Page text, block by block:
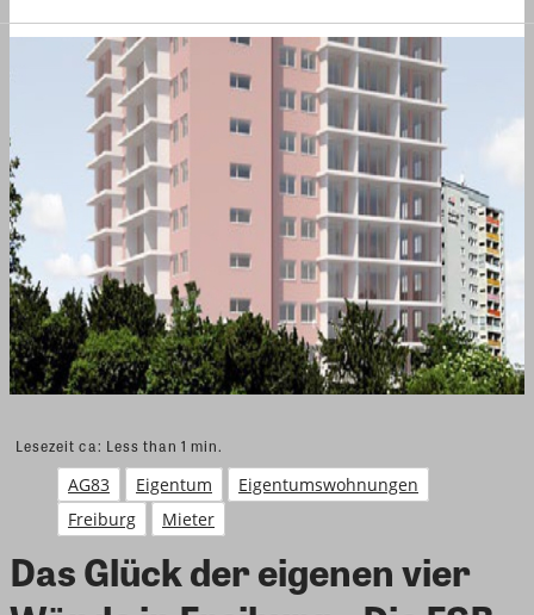
Lesezeit ca: Less than 1 min.
AG83 Eigentum
Eigentumswohnungen
Freiburg
Mieter
Das Glück der eigenen vier